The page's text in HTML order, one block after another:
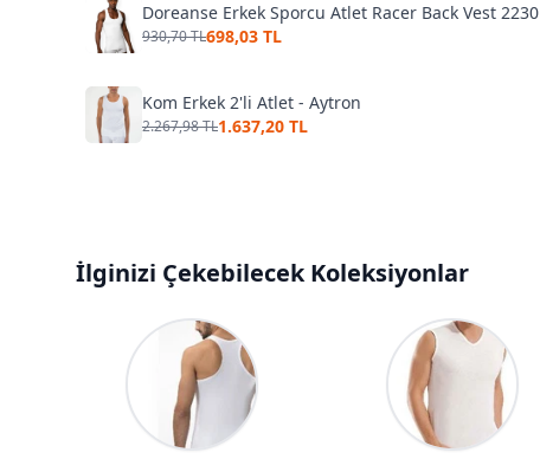
Doreanse Erkek Sporcu Atlet Racer Back Vest 2230
930,70 TL698,03 TL
Kom Erkek 2'li Atlet - Aytron
2.267,98 TL1.637,20 TL
İlginizi Çekebilecek Koleksiyonlar